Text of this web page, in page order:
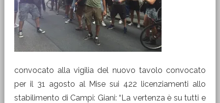
convocato alla vigilia del nuovo tavolo convocato
per il 31 agosto al Mise sui 422 licenziamenti allo
stabilimento di Campi: Giani: “La vertenza è su tutti e